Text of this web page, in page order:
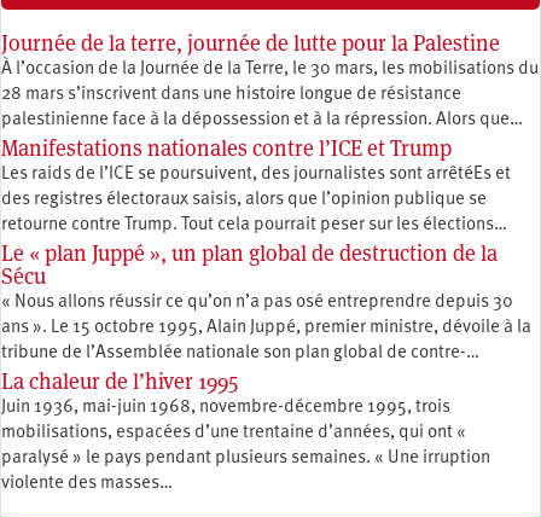
Journée de la terre, journée de lutte pour la Palestine
À l’occasion de la Journée de la Terre, le 30 mars, les mobilisations du
28 mars s’inscrivent dans une histoire longue de résistance
palestinienne face à la dépossession et à la répression. Alors que…
Manifestations nationales contre l’ICE et Trump
Les raids de l’ICE se poursuivent, des journalistes sont arrêtéEs et
des registres électoraux saisis, alors que l’opinion publique se
retourne contre Trump. Tout cela pourrait peser sur les élections…
Le « plan Juppé », un plan global de destruction de la
Sécu
« Nous allons réussir ce qu’on n’a pas osé entreprendre depuis 30
ans ». Le 15 octobre 1995, Alain Juppé, premier ministre, dévoile à la
tribune de l’Assemblée nationale son plan global de contre-…
La chaleur de l’hiver 1995
Juin 1936, mai-juin 1968, novembre-décembre 1995, trois
mobilisations, espacées d’une trentaine d’années, qui ont «
paralysé » le pays pendant plusieurs semaines. « Une irruption
violente des masses…